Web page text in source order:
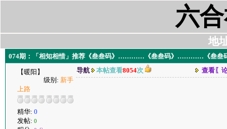
六
地
074期：「相知相惜」推荐《叁叁码》…………《叁叁码》…………《叁
【暖阳】
级别: 新手
上路
精华: 0
发帖: 0
导航 本帖查看8054次 查看〖